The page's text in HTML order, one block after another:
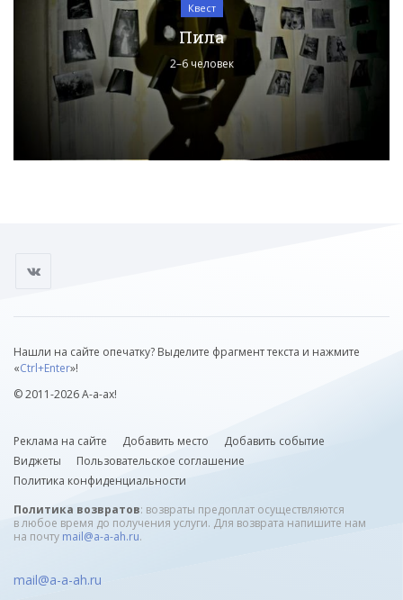
Квест
Пила
2–6 человек
Нашли на сайте опечатку? Выделите фрагмент текста и нажмите
«Ctrl+Enter»!
© 2011-2026 А-а-ах!
Реклама на сайте Добавить место
Добавить событие
Виджеты
Пользовательское соглашение
Политика конфиденциальности
Политика возвратов: возвраты предоплат осуществляются
в любое время до получения услуги. Для возврата напишите нам
на почту mail@a-a-ah.ru.
mail@a-a-ah.ru